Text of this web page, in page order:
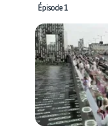
Épisode 1